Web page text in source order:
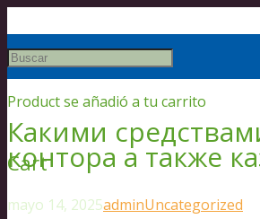
Productse añadió a tu carrito
Cart
Какими
контора а также
mayo 14, 2025adminUncategorized